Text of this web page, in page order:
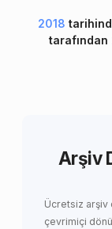
2018
tarafından
Arşiv
Ücretsiz arşiv
çevrimiçi